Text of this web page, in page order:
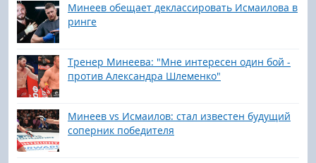
Минеев обещает деклассировать Исмаилова в
ринге
Тренер Минеева: "Мне интересен один бой -
против Александра Шлеменко"
Минеев vs Исмаилов: стал известен будущий
соперник победителя